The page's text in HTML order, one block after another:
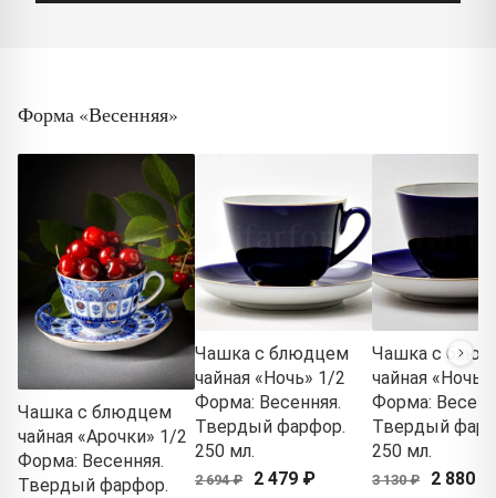
Форма «Весенняя»
Чашка с блюдцем
чайная «Арочки» 1/2
Форма: Весенняя.
Твердый фарфор.
Чашка с блюдцем
чайная «Ночь» 1/2
Форма: Весенняя.
Твердый фарфор.
250 мл.
2 694 ₽ 2 479 ₽
Чашка с
чайная
Форма:
Твердый
250 мл.
3 130 ₽ 2 880 ₽